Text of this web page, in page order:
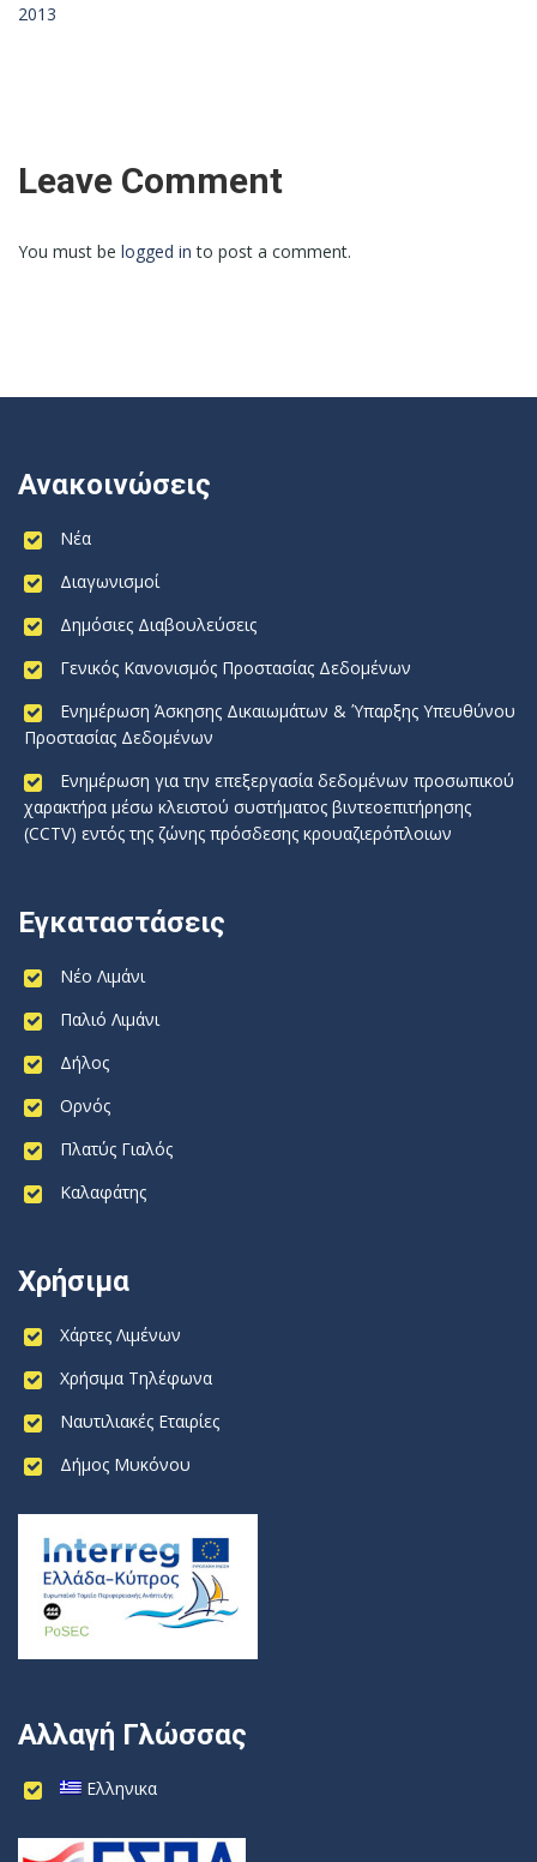
2013
Leave Comment
You must be logged in to post a comment.
Ανακοινώσεις
Νέα
Διαγωνισμοί
Δημόσιες Διαβουλεύσεις
Γενικός Κανονισμός Προστασίας Δεδομένων
Ενημέρωση Άσκησης Δικαιωμάτων & Ύπαρξης Υπευθύνου
Προστασίας Δεδομένων
Ενημέρωση για την επεξεργασία δεδομένων προσωπικού
χαρακτήρα μέσω κλειστού συστήματος βιντεοεπιτήρησης
(CCTV) εντός της ζώνης πρόσδεσης κρουαζιερόπλοιων
Εγκαταστάσεις
Νέο Λιμάνι
Παλιό Λιμάνι
Δήλος
Ορνός
Πλατύς Γιαλός
Καλαφάτης
Χρήσιμα
Χάρτες Λιμένων
Χρήσιμα Τηλέφωνα
Ναυτιλιακές Εταιρίες
Δήμος Μυκόνου
Αλλαγή Γλώσσας
Ελληνικα